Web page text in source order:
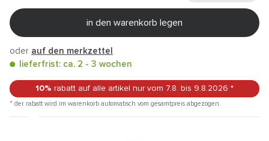
in den warenkorb legen
oder auf den merkzettel
lieferfrist: ca. 2 - 3 wochen
10% rabatt auf alle artikel nur vom 7.8. bis 9.8.2026 *
* der rabatt wird im warenkorb automatisch vom gesamtpreis abgezogen.